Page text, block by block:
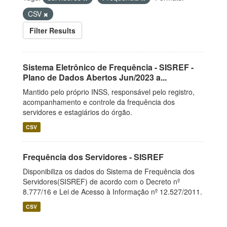
CSV
Filter Results
Sistema Eletrônico de Frequência - SISREF -
Plano de Dados Abertos Jun/2023 a...
Mantido pelo próprio INSS, responsável pelo registro,
acompanhamento e controle da frequência dos
servidores e estagiários do órgão.
CSV
Frequência dos Servidores - SISREF
Disponibiliza os dados do Sistema de Frequência dos
Servidores(SISREF) de acordo com o Decreto nº
8.777/16 e Lei de Acesso à Informação nº 12.527/2011.
CSV